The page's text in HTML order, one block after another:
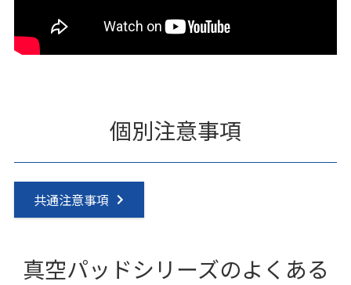
個別注意事項
共通注意事項
真空パッドシリーズのよくある